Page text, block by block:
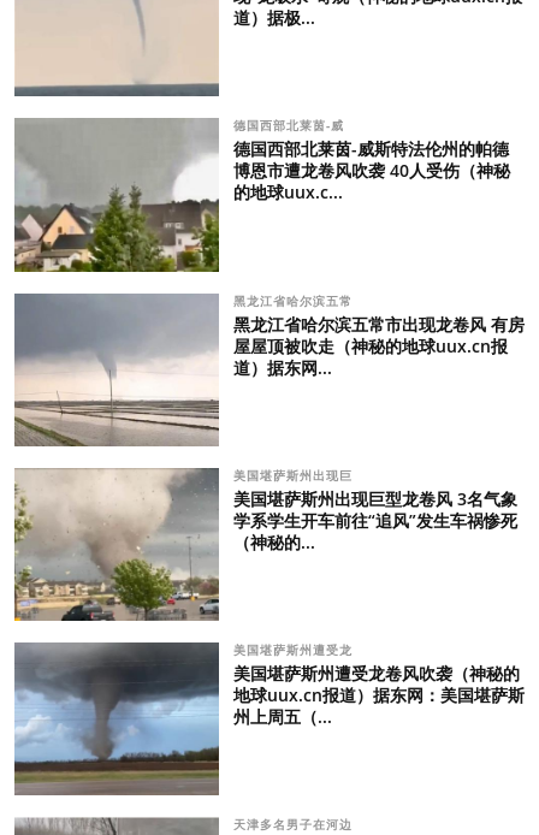
道）据极...
德国西部北莱茵-威
德国西部北莱茵-威斯特法伦州的帕德
博恩市遭龙卷风吹袭 40人受伤（神秘
的地球uux.c...
黑龙江省哈尔滨五常
黑龙江省哈尔滨五常市出现龙卷风 有房
屋屋顶被吹走（神秘的地球uux.cn报
道）据东网...
美国堪萨斯州出现巨
美国堪萨斯州出现巨型龙卷风 3名气象
学系学生开车前往“追风”发生车祸惨死
（神秘的...
美国堪萨斯州遭受龙
美国堪萨斯州遭受龙卷风吹袭（神秘的
地球uux.cn报道）据东网：美国堪萨斯
州上周五（...
天津多名男子在河边